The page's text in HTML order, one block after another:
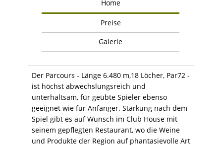
Home
Preise
Galerie
Der Parcours - Länge 6.480 m,18 Löcher, Par72 -
ist höchst abwechslungsreich und
unterhaltsam, für geübte Spieler ebenso
geeignet wie für Anfänger. Stärkung nach dem
Spiel gibt es auf Wunsch im Club House mit
seinem gepflegten Restaurant, wo die Weine
und Produkte der Region auf phantasievolle Art